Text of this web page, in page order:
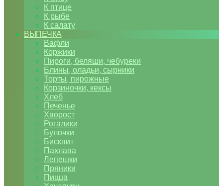
К птице
К рыбе
К салату
ВЫПЕЧКА
Вафли
Коржики
Пироги, беляши, чебуреки
Блины, оладьи, сырники
Торты, пирожные
Корзиночки, кексы
Хлеб
Печенье
Хворост
Рогалики
Булочки
Бисквит
Пахлава
Лепешки
Пряники
Пицца